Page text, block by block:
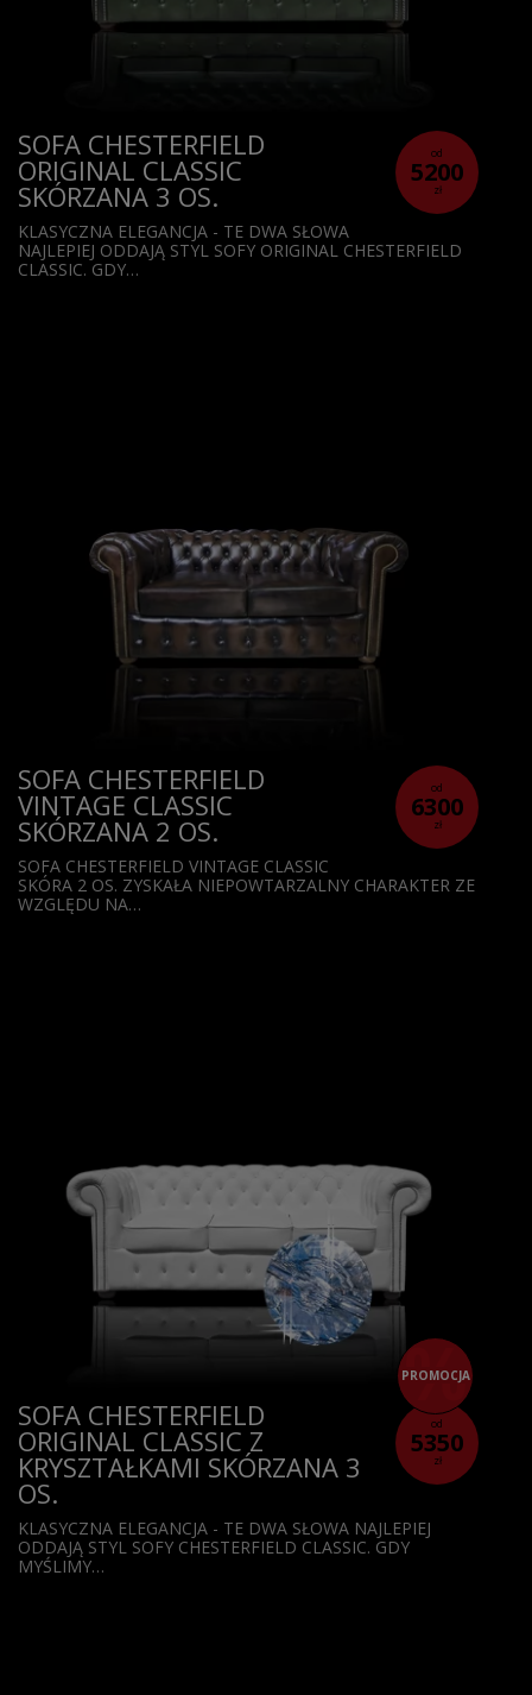
od
5200
zł
SOFA CHESTERFIELD
ORIGINAL CLASSIC
SKÓRZANA 3 OS.
KLASYCZNA ELEGANCJA - TE DWA SŁOWA
NAJLEPIEJ ODDAJĄ STYL SOFY ORIGINAL CHESTERFIELD
CLASSIC. GDY…
od
6300
zł
SOFA CHESTERFIELD
VINTAGE CLASSIC
SKÓRZANA 2 OS.
SOFA CHESTERFIELD VINTAGE CLASSIC
SKÓRA 2 OS. ZYSKAŁA NIEPOWTARZALNY CHARAKTER ZE
WZGLĘDU NA…
PROMOCJA
od
5350
zł
SOFA CHESTERFIELD
ORIGINAL CLASSIC Z
KRYSZTAŁKAMI SKÓRZANA 3
OS.
KLASYCZNA ELEGANCJA - TE DWA SŁOWA NAJLEPIEJ
ODDAJĄ STYL SOFY CHESTERFIELD CLASSIC. GDY
MYŚLIMY…